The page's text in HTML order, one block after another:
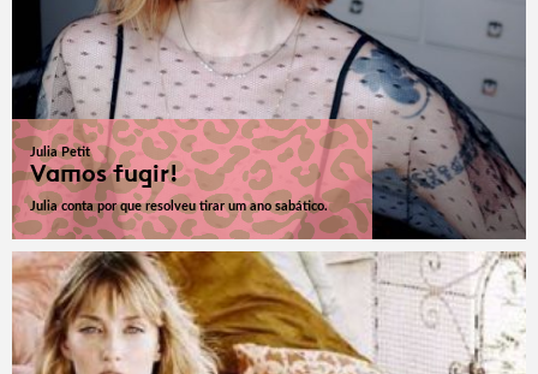
Julia Petit
Vamos fugir!
Julia conta por que resolveu tirar um ano sabático.